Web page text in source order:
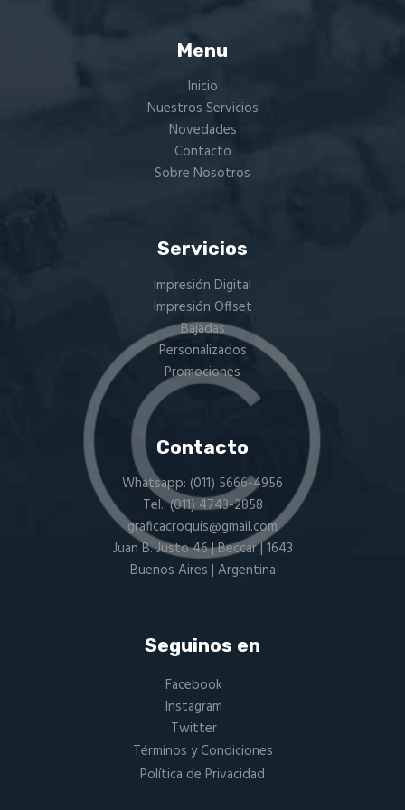
en
página
de
producto
Menu
Inicio
Nuestros Servicios
Novedades
Contacto
Sobre Nosotros
Servicios
Impresión Digital
Impresión Offset
Bajadas
Personalizados
Promociones
Contacto
Whatsapp: (011) 5666-4956
Tel.:(011) 4743-2858
graficacroquis@gmail.com
Juan B. Justo 46 | Beccar | 1643
Buenos Aires | Argentina
Seguinos en
Facebook
Instagram
Twitter
Términos y Condiciones
Política de Privacidad